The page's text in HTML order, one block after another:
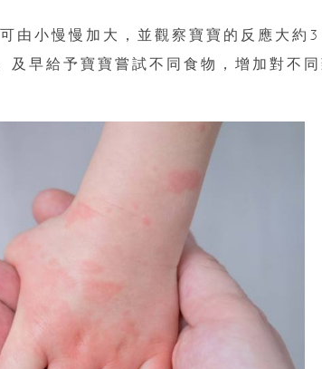
由小慢慢加大，並觀察寶寶的反應大約
及早給予寶寶嘗試不同食物，增加對不